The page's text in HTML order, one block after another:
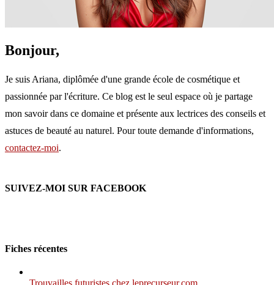
Bonjour,
Je suis Ariana, diplômée d'une grande école de cosmétique et
passionnée par l'écriture. Ce blog est le seul espace où je partage
mon savoir dans ce domaine et présente aux lectrices des conseils et
astuces de beauté au naturel. Pour toute demande d'informations,
contactez-moi.
SUIVEZ-MOI SUR FACEBOOK
Fiches récentes
Trouvailles futuristes chez leprecurseur.com